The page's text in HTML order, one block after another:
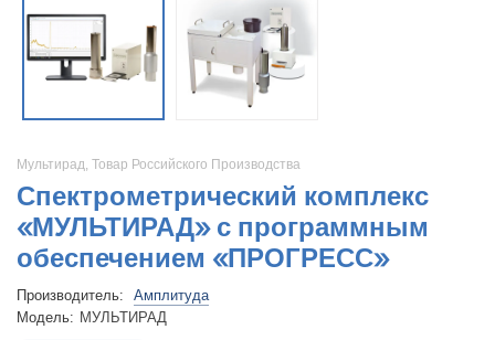
Мультирад, Товар Российского Производства
Спектрометрический комплекс
«МУЛЬТИРАД» с программным
обеспечением «ПРОГРЕСС»
Производитель: Амплитуда
Модель: МУЛЬТИРАД